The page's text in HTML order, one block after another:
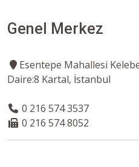
Genel Merkez
Esentepe Mahallesi
Daire:8 Kartal, İstanbul
0 216 574 3537
0 216 574 8052